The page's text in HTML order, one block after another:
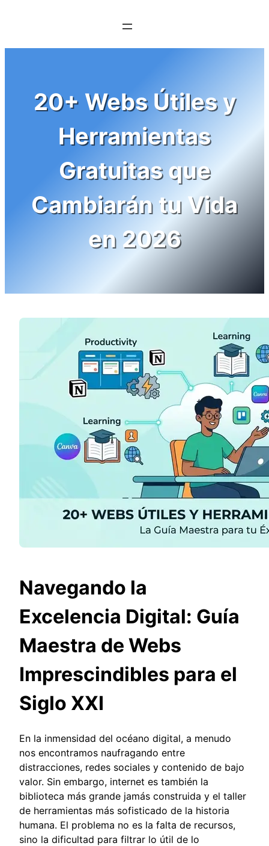
20+ Webs Útiles y
Herramientas
Gratuitas que
Cambiarán tu Vida
en 2026
Navegando la
Excelencia Digital: Guía
Maestra de Webs
Imprescindibles para el
Siglo XXI
En la inmensidad del océano digital, a menudo
nos encontramos naufragando entre
distracciones, redes sociales y contenido de bajo
valor. Sin embargo, internet es también la
biblioteca más grande jamás construida y el taller
de herramientas más sofisticado de la historia
humana. El problema no es la falta de recursos,
sino la dificultad para filtrar lo útil de lo